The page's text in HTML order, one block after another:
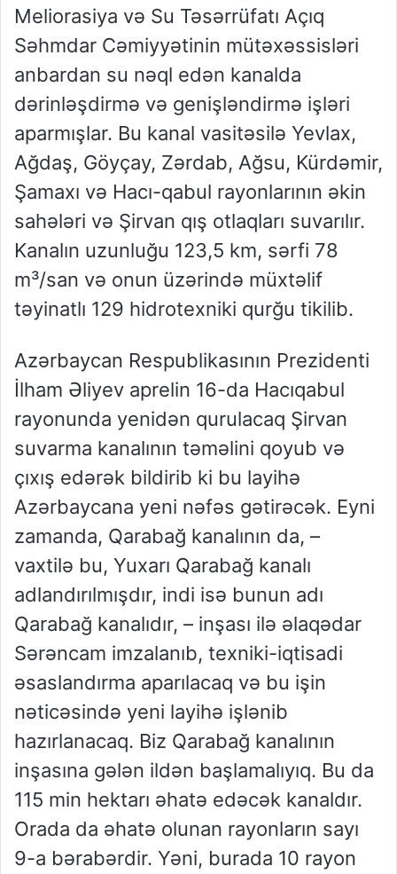
Meliorasiya və Su Təsərrüfatı Açıq
Səhmdar Cəmiyyətinin mütəxəssisləri
anbardan su nəql edən kanalda
dərinləşdirmə və genişləndirmə işləri
aparmışlar. Bu kanal vasitəsilə Yevlax,
Ağdaş, Göyçay, Zərdab, Ağsu, Kürdəmir,
Şamaxı və Hacı-qabul rayonlarının əkin
sahələri və Şirvan qış otlaqları suvarılır.
Kanalın uzunluğu 123,5 km, sərfi 78
m³/san və onun üzərində müxtəlif
təyinatlı 129 hidrotexniki qurğu tikilib.
Azərbaycan Respublikasının Prezidenti
İlham Əliyev aprelin 16-da Hacıqabul
rayonunda yenidən qurulacaq Şirvan
suvarma kanalının təməlini qoyub və
çıxış edərək bildirib ki bu layihə
Azərbaycana yeni nəfəs gətirəcək. Eyni
zamanda, Qarabağ kanalının da, –
vaxtilə bu, Yuxarı Qarabağ kanalı
adlandırılmışdır, indi isə bunun adı
Qarabağ kanalıdır, – inşası ilə əlaqədar
Sərəncam imzalanıb, texniki-iqtisadi
əsaslandırma aparılacaq və bu işin
nəticəsində yeni layihə işlənib
hazırlanacaq. Biz Qarabağ kanalının
inşasına gələn ildən başlamalıyıq. Bu da
115 min hektarı əhatə edəcək kanaldır.
Orada da əhatə olunan rayonların sayı
9-a bərabərdir. Yəni, burada 10 rayon